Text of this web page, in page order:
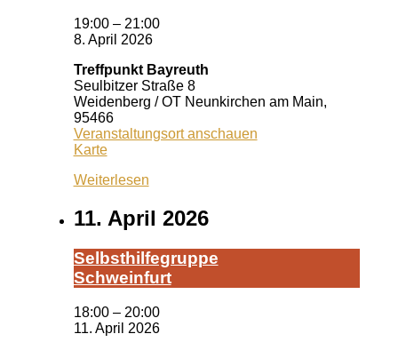
19:00 – 21:00
8. April 2026
Treffpunkt Bayreuth
Seulbitzer Straße 8
Weidenberg / OT Neunkirchen am Main,
95466
Veranstaltungsort anschauen
KarteTreffpunkt
Weiterlesen
11. April 2026
Selbst­hil­fe­grup­pe
Schwein­furt
18:00 – 20:00
11. April 2026